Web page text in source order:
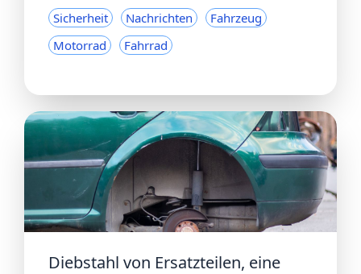
Sicherheit Nachrichten
Fahrzeug
Motorrad
Fahrrad
Diebstahl von Ersatzteilen, eine